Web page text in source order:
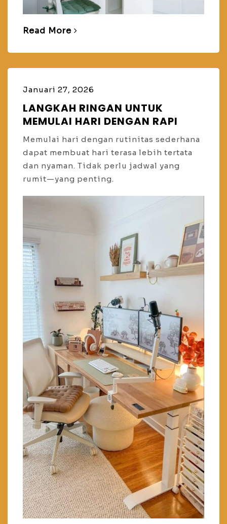
Read More
Januari 27, 2026
LANGKAH RINGAN UNTUK
MEMULAI HARI DENGAN RAPI
Memulai hari dengan rutinitas sederhana
dapat membuat hari terasa lebih tertata
dan nyaman. Tidak perlu jadwal yang
rumit—yang penting.